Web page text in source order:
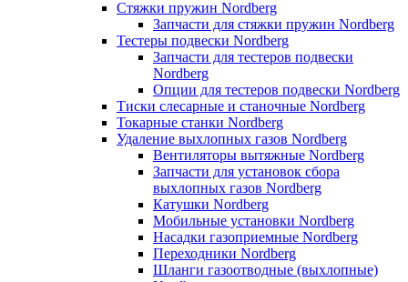
Стяжки пружин Nordberg
Запчасти для стяжки пружин Nordberg
Тестеры подвески Nordberg
Запчасти для тестеров подвески
Nordberg
Опции для тестеров подвески Nordberg
Тиски слесарные и станочные Nordberg
Токарные станки Nordberg
Удаление выхлопных газов Nordberg
Вентиляторы вытяжные Nordberg
Запчасти для установок сбора
выхлопных газов Nordberg
Катушки Nordberg
Мобильные установки Nordberg
Насадки газоприемные Nordberg
Переходники Nordberg
Шланги газоотводные (выхлопные)